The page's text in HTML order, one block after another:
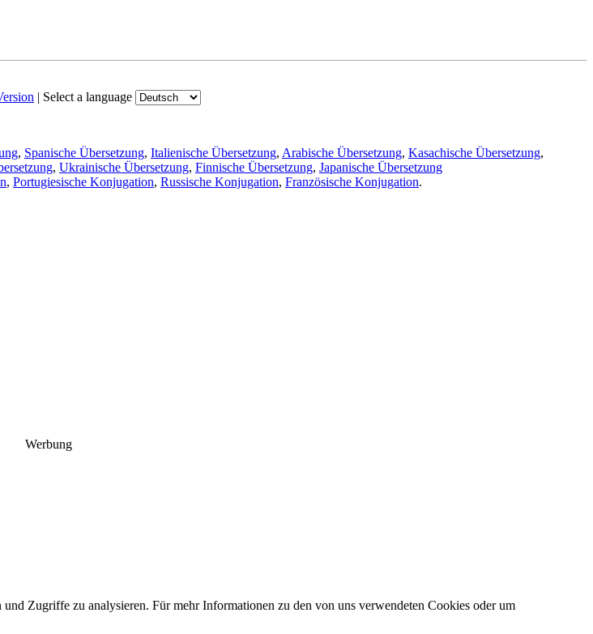
| Select a language
, Spanische Übersetzung, Italienische Übersetzung, Arabische Übersetzung, Kasachische Übersetzung,
, Ukrainische Übersetzung, Finnische Übersetzung, Japanische Übersetzung
, Portugiesische Konjugation, Russische Konjugation, Französische Konjugation.
Werbung
Zugriffe zu analysieren. Für mehr Informationen zu den von uns verwendeten Cookies oder um